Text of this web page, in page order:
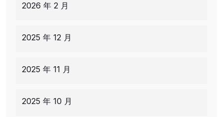
2026 年 2 月
2025 年 12 月
2025 年 11 月
2025 年 10 月